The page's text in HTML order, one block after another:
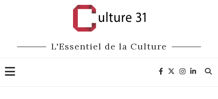
L'Essentiel de la Culture